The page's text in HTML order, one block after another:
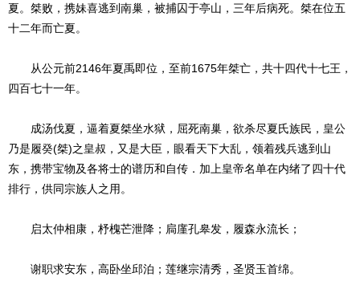
夏。桀败，携妹喜逃到南巢，被捕囚于亭山，三年后病死。桀在位五
十二年而亡夏。
从公元前2146年夏禹即位，至前1675年桀亡，共十四代十七王，
四百七十一年。
成汤伐夏，逼着夏桀坐水狱，屈死南巢，欲杀尽夏氏族民，皇公
乃是履癸(桀)之皇叔，又是大臣，眼看天下大乱，领着残兵逃到山
东，携带宝物及各将士的谱历和自传．加上皇帝名单在内绪了四十代
排行，供同宗族人之用。
启太仲相康，杼槐芒泄降；扃廑孔皋发，履森永流长；
谢职求安东，高卧坐邱泊；莲继宗清秀，圣贤玉首绵。